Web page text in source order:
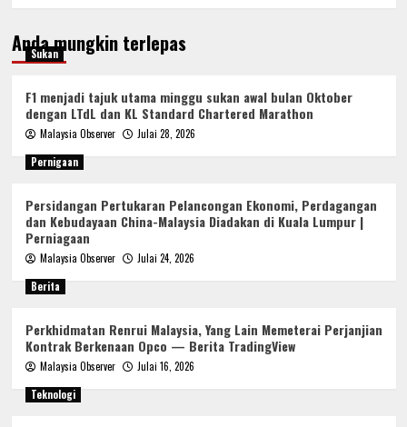
Anda mungkin terlepas
Sukan
F1 menjadi tajuk utama minggu sukan awal bulan Oktober
dengan LTdL dan KL Standard Chartered Marathon
Malaysia Observer
Julai 28, 2026
Pernigaan
Persidangan Pertukaran Pelancongan Ekonomi, Perdagangan
dan Kebudayaan China-Malaysia Diadakan di Kuala Lumpur |
Perniagaan
Malaysia Observer
Julai 24, 2026
Berita
Perkhidmatan Renrui Malaysia, Yang Lain Memeterai Perjanjian
Kontrak Berkenaan Opco — Berita TradingView
Malaysia Observer
Julai 16, 2026
Teknologi